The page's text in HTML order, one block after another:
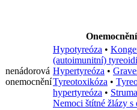
Onemocnění
nenádorová
onemocnění
Hypotyreóza •
(autoimunitní)
Hypertyreóza •
Tyreotoxikóza •
hypertyreóza •
Nemoci štítné žlázy s